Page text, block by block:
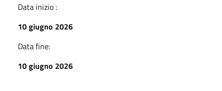
Data inizio :
10 giugno 2026
Data fine:
10 giugno 2026